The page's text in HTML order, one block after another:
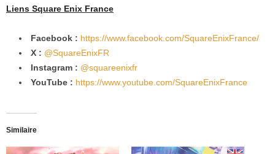
Liens Square Enix France
Facebook : https://www.facebook.com/SquareEnixFrance/
X : @SquareEnixFR
Instagram : @squareenixfr
YouTube : https://www.youtube.com/SquareEnixFrance
Similaire